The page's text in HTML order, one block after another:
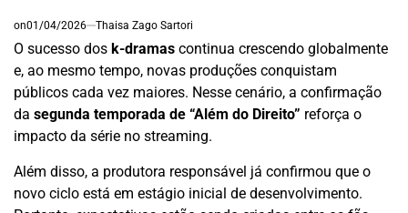
on01/04/2026 Thaisa Zago Sartori
O sucesso dos k-dramas continua crescendo globalmente
e, ao mesmo tempo, novas produções conquistam
públicos cada vez maiores. Nesse cenário, a confirmação
da segunda temporada de “Além do Direito” reforça o
impacto da série no streaming.
Além disso, a produtora responsável já confirmou que o
novo ciclo está em estágio inicial de desenvolvimento.